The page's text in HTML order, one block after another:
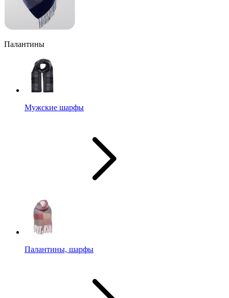
Палантины
Мужские шарфы
Палантины, шарфы